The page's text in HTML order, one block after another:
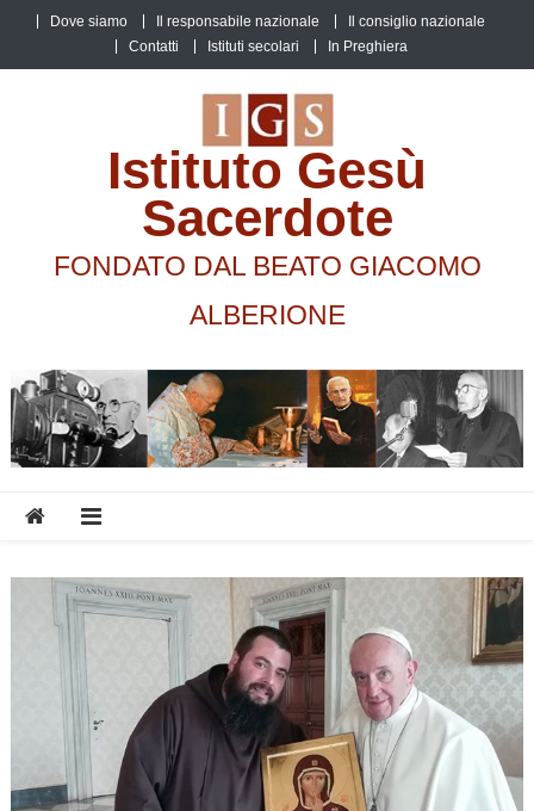
content
Dove siamo Il responsabile nazionale
Il consiglio nazionale
Contatti
Istituti secolari In Preghiera
Istituto Gesù
Sacerdote
FONDATO DAL BEATO GIACOMO
ALBERIONE